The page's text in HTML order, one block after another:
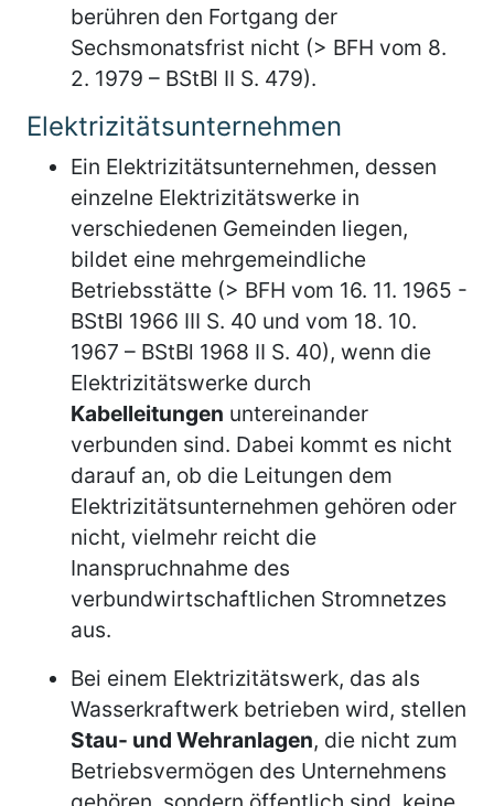
berühren den Fortgang der
Sechsmonatsfrist nicht (> BFH vom 8.
2. 1979 – BStBl II S. 479).
Elektrizitätsunternehmen
Ein Elektrizitätsunternehmen, dessen
einzelne Elektrizitätswerke in
verschiedenen Gemeinden liegen,
bildet eine mehrgemeindliche
Betriebsstätte (> BFH vom 16. 11. 1965 -
BStBl 1966 III S. 40 und vom 18. 10.
1967 – BStBl 1968 II S. 40), wenn die
Elektrizitätswerke durch
Kabelleitungen untereinander
verbunden sind. Dabei kommt es nicht
darauf an, ob die Leitungen dem
Elektrizitätsunternehmen gehören oder
nicht, vielmehr reicht die
Inanspruchnahme des
verbundwirtschaftlichen Stromnetzes
aus.
Bei einem Elektrizitätswerk, das als
Wasserkraftwerk betrieben wird, stellen
Stau- und Wehranlagen, die nicht zum
Betriebsvermögen des Unternehmens